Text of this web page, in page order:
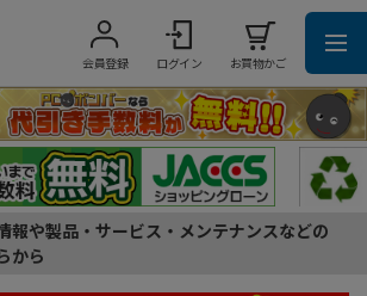
会員登録 ログイン お買物かご
報や製品・サービス・メンテナンスなどの
から